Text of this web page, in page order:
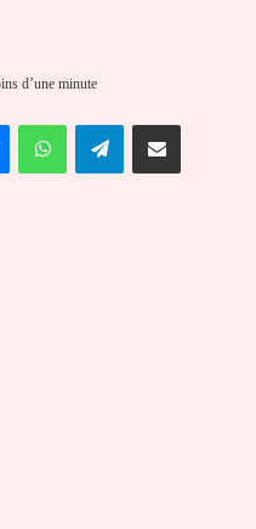
d’une minute
MessengerWhatsAppTelegramPartager par email